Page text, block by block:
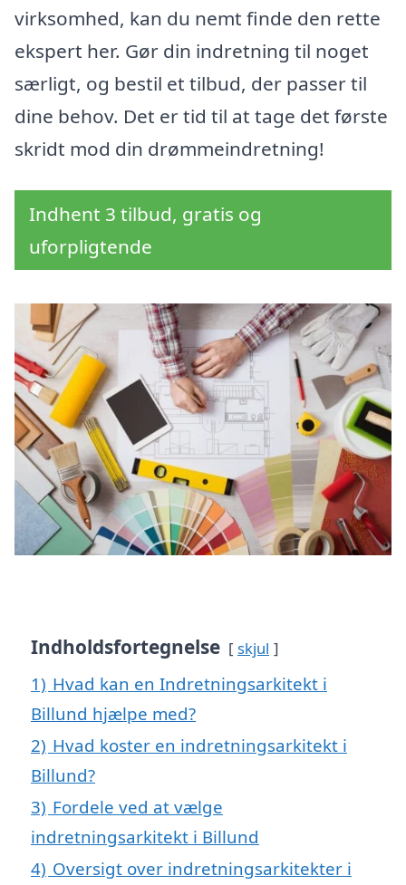
virksomhed, kan du nemt finde den rette
ekspert her. Gør din indretning til noget
særligt, og bestil et tilbud, der passer til
dine behov. Det er tid til at tage det første
skridt mod din drømmeindretning!
Indhent 3 tilbud, gratis og
uforpligtende
Indholdsfortegnelse skjul
1) Hvad kan en Indretningsarkitekt i
Billund hjælpe med?
2) Hvad koster en indretningsarkitekt i
Billund?
3) Fordele ved at vælge
indretningsarkitekt i Billund
4) Oversigt over indretningsarkitekter i